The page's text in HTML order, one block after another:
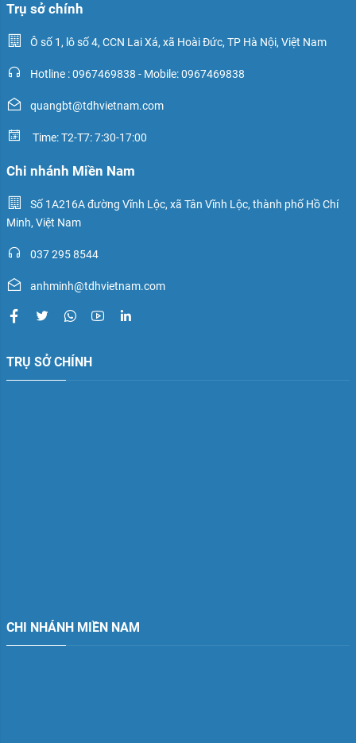
Trụ sở chính
Ô số 1, lô số 4, CCN Lai Xá, xã Hoài Đức, TP Hà Nội, Việt Nam
Hotline : 0967469838 - Mobile: 0967469838
quangbt@tdhvietnam.com
Time: T2-T7: 7:30-17:00
Chi nhánh Miền Nam
Số 1A216A đường Vĩnh Lộc, xã Tân Vĩnh Lộc, thành phố Hồ Chí
Minh, Việt Nam
037 295 8544
anhminh@tdhvietnam.com
TRỤ SỞ CHÍNH
CHI NHÁNH MIỀN NAM